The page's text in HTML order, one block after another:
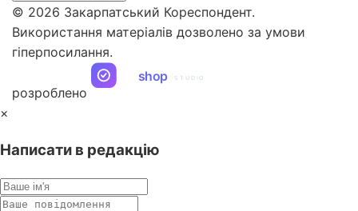
© 2026 Закарпатський Кореспондент.
Використання матеріалів дозволено за умови
гіперпосилання.
розроблено
shop STUDIO
×
Написати в редакцію